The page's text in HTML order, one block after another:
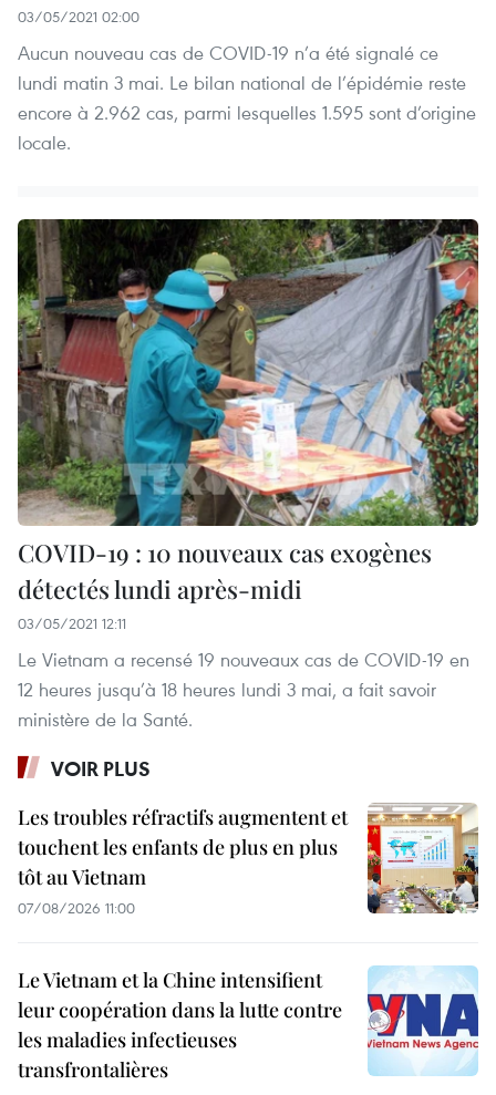
03/05/2021 02:00
Aucun nouveau cas de COVID-19 n’a été signalé ce
lundi matin 3 mai. Le bilan national de l’épidémie reste
encore à 2.962 cas, parmi lesquelles 1.595 sont d’origine
locale.
COVID-19 : 10 nouveaux cas exogènes
détectés lundi après-midi
03/05/2021 12:11
Le Vietnam a recensé 19 nouveaux cas de COVID-19 en
12 heures jusqu’à 18 heures lundi 3 mai, a fait savoir
ministère de la Santé.
VOIR PLUS
Les troubles réfractifs augmentent et
touchent les enfants de plus en plus
tôt au Vietnam
07/08/2026 11:00
Le Vietnam et la Chine intensifient
leur coopération dans la lutte contre
les maladies infectieuses
transfrontalières